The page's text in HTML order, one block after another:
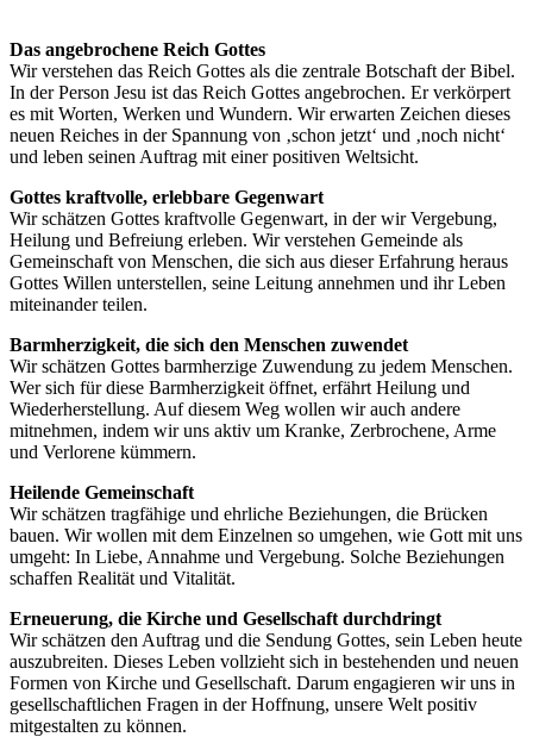
Das angebrochene Reich Gottes
Wir verstehen das Reich Gottes als die zentrale Botschaft der Bibel.
In der Person Jesu ist das Reich Gottes angebrochen. Er verkörpert
es mit Worten, Werken und Wundern. Wir erwarten Zeichen dieses
neuen Reiches in der Spannung von ‚schon jetzt‘ und ‚noch nicht‘
und leben seinen Auftrag mit einer positiven Weltsicht.
Gottes kraftvolle, erlebbare Gegenwart
Wir schätzen Gottes kraftvolle Gegenwart, in der wir Vergebung,
Heilung und Befreiung erleben. Wir verstehen Gemeinde als
Gemeinschaft von Menschen, die sich aus dieser Erfahrung heraus
Gottes Willen unterstellen, seine Leitung annehmen und ihr Leben
miteinander teilen.
Barmherzigkeit, die sich den Menschen zuwendet
Wir schätzen Gottes barmherzige Zuwendung zu jedem Menschen.
Wer sich für diese Barmherzigkeit öffnet, erfährt Heilung und
Wiederherstellung. Auf diesem Weg wollen wir auch andere
mitnehmen, indem wir uns aktiv um Kranke, Zerbrochene, Arme
und Verlorene kümmern.
Heilende Gemeinschaft
Wir schätzen tragfähige und ehrliche Beziehungen, die Brücken
bauen. Wir wollen mit dem Einzelnen so umgehen, wie Gott mit uns
umgeht: In Liebe, Annahme und Vergebung. Solche Beziehungen
schaffen Realität und Vitalität.
Erneuerung, die Kirche und Gesellschaft durchdringt
Wir schätzen den Auftrag und die Sendung Gottes, sein Leben heute
auszubreiten. Dieses Leben vollzieht sich in bestehenden und neuen
Formen von Kirche und Gesellschaft. Darum engagieren wir uns in
gesellschaftlichen Fragen in der Hoffnung, unsere Welt positiv
mitgestalten zu können.